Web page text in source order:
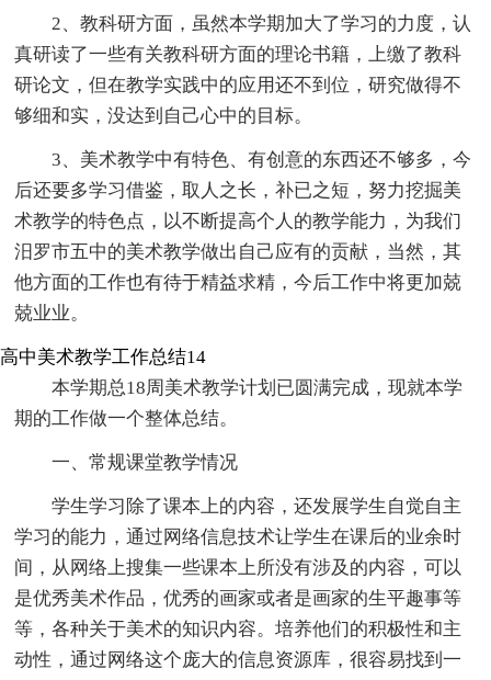
2、教科研方面，虽然本学期加大了学习的力度，认
真研读了一些有关教科研方面的理论书籍，上缴了教科
研论文，但在教学实践中的应用还不到位，研究做得不
够细和实，没达到自己心中的目标。
3、美术教学中有特色、有创意的东西还不够多，今
后还要多学习借鉴，取人之长，补已之短，努力挖掘美
术教学的特色点，以不断提高个人的教学能力，为我们
汨罗市五中的美术教学做出自己应有的贡献，当然，其
他方面的工作也有待于精益求精，今后工作中将更加兢
兢业业。
高中美术教学工作总结14
本学期总18周美术教学计划已圆满完成，现就本学
期的工作做一个整体总结。
一、常规课堂教学情况
学生学习除了课本上的内容，还发展学生自觉自主
学习的能力，通过网络信息技术让学生在课后的业余时
间，从网络上搜集一些课本上所没有涉及的内容，可以
是优秀美术作品，优秀的画家或者是画家的生平趣事等
等，各种关于美术的知识内容。培养他们的积极性和主
动性，通过网络这个庞大的信息资源库，很容易找到一